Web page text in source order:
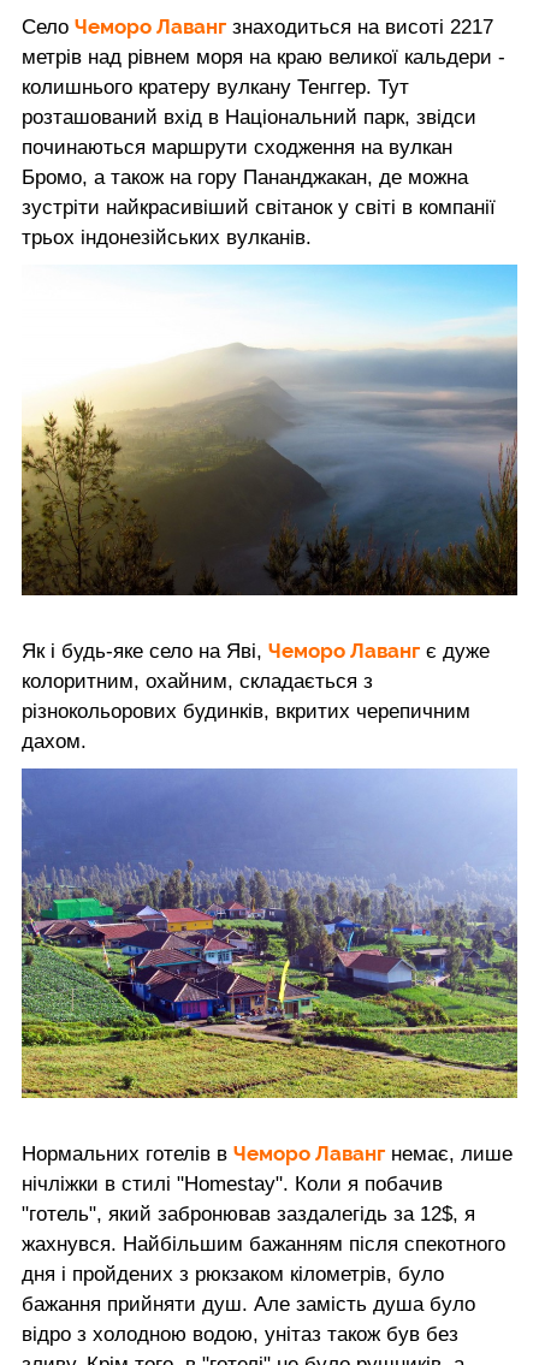
Село Чеморо Лаванг знаходиться на висоті 2217
метрів над рівнем моря на краю великої кальдери -
колишнього кратеру вулкану Тенггер. Тут
розташований вхід в Національний парк, звідси
починаються маршрути сходження на вулкан
Бромо, а також на гору Пананджакан, де можна
зустріти найкрасивіший світанок у світі в компанії
трьох індонезійських вулканів.
Як і будь-яке село на Яві, Чеморо Лаванг є дуже
колоритним, охайним, складається з
різнокольорових будинків, вкритих черепичним
дахом.
Нормальних готелів в Чеморо Лаванг немає, лише
нічліжки в стилі "Homestay". Коли я побачив
"готель", який забронював заздалегідь за 12$, я
жахнувся. Найбільшим бажанням після спекотного
дня і пройдених з рюкзаком кілометрів, було
бажання прийняти душ. Але замість душа було
відро з холодною водою, унітаз також був без